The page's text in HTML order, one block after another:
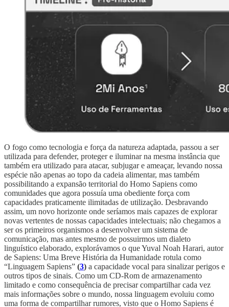
O fogo como tecnologia e força da natureza adaptada, passou a ser
utilizada para defender, proteger e iluminar na mesma instância que
também era utilizado para atacar, subjugar e ameaçar, levando nossa
espécie não apenas ao topo da cadeia alimentar, mas também
possibilitando a expansão territorial do Homo Sapiens como
comunidades que agora possuía uma obediente força com
capacidades praticamente ilimitadas de utilização. Desbravando
assim, um novo horizonte onde seríamos mais capazes de explorar
novas vertentes de nossas capacidades intelectuais; não chegamos a
ser os primeiros organismos a desenvolver um sistema de
comunicação, mas antes mesmo de possuirmos um dialeto
linguístico elaborado, explorávamos o que Yuval Noah Harari, autor
de Sapiens: Uma Breve História da Humanidade rotula como
“Linguagem Sapiens” (3) a capacidade vocal para sinalizar perigos e
outros tipos de sinais. Como um CD-Rom de armazenamento
limitado e como consequência de precisar compartilhar cada vez
mais informações sobre o mundo, nossa linguagem evoluiu como
uma forma de compartilhar rumores, visto que o Homo Sapiens é